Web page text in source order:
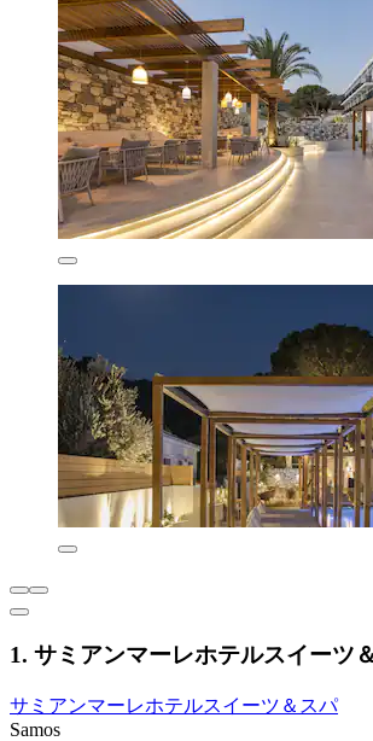
1. サミアンマーレホテルスイーツ
サミアンマーレホテルスイーツ＆スパ
Samos